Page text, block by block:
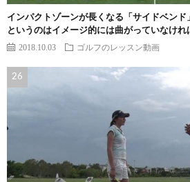
インパクトゾーンが長くなる「サイドベン
というのはイメージ的には曲がっていなけれ
2018.10.03 ゴルフのレッスン動画